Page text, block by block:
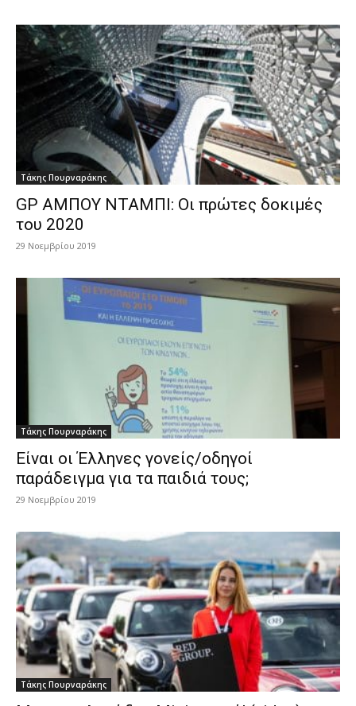
Τάκης Πουρναράκης
GP AΜΠΟΥ ΝΤΑΜΠΙ: Οι πρώτες δοκιμές
του 2020
29 Νοεμβρίου 2019
Τάκης Πουρναράκης
Είναι οι Έλληνες γονείς/οδηγοί
παράδειγμα για τα παιδιά τους;
29 Νοεμβρίου 2019
Τάκης Πουρναράκης